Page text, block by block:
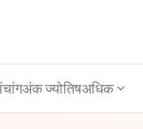
अंक ज्योतिषअधिक